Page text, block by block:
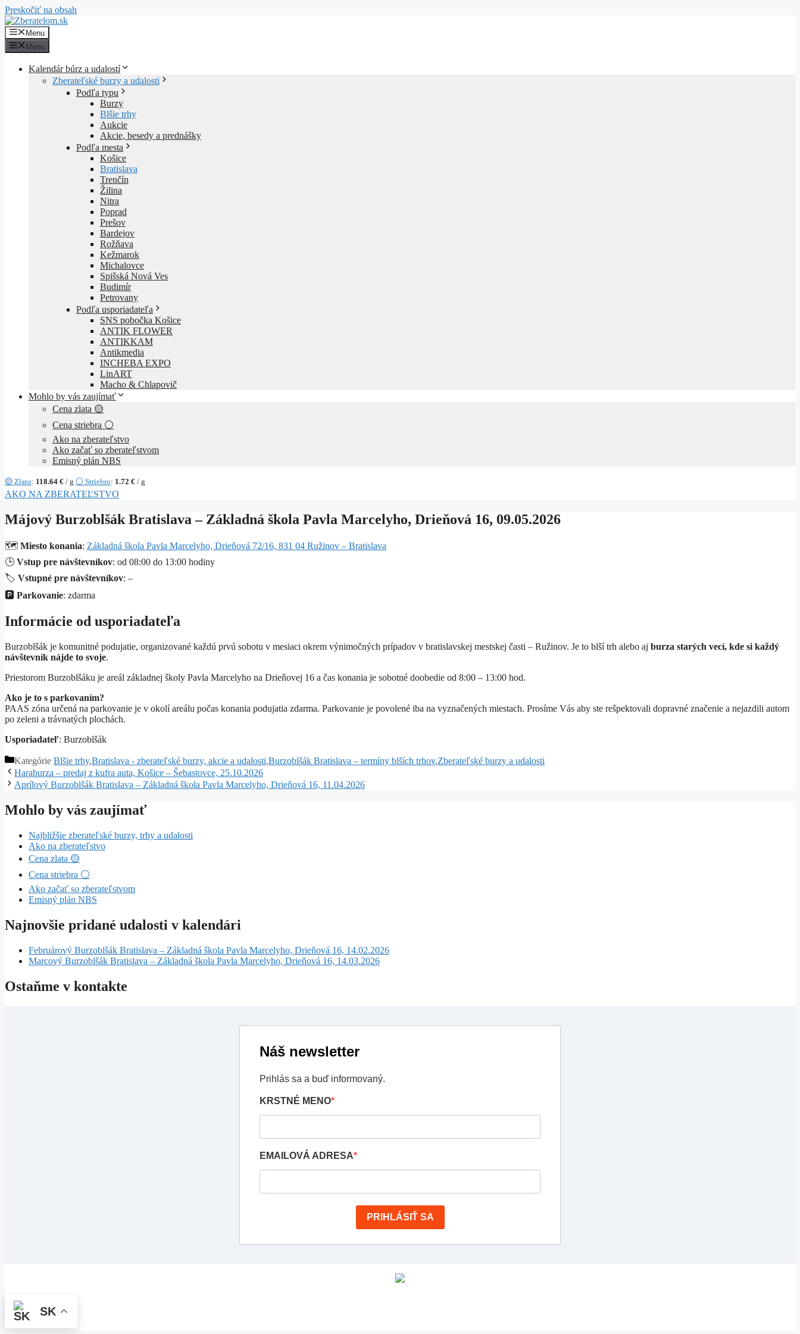
Preskočiť na obsah
Menu
Menu
Kalendár búrz a udalostí
Zberateľské burzy a udalosti
Podľa typu
Burzy
Blšie trhy
Aukcie
Akcie, besedy a prednášky
Podľa mesta
Košice
Bratislava
Trenčín
Žilina
Nitra
Poprad
Prešov
Bardejov
Rožňava
Kežmarok
Michalovce
Spišská Nová Ves
Budimír
Petrovany
Podľa usporiadateľa
SNS pobočka Košice
ANTIK FLOWER
ANTIKKAM
Antikmedia
INCHEBA EXPO
LinART
Macho & Chlapovič
Mohlo by vás zaujímať
Cena zlata 🟡
Cena striebra ⚪
Ako na zberateľstvo
Ako začať so zberateľstvom
Emisný plán NBS
🟡 Zlato: 118.64 € / g ⚪ Striebro: 1.72 € / g
AKO NA ZBERATEĽSTVO
Májový Burzoblšák Bratislava – Základná škola Pavla Marcelyho, Drieňová 16, 09.05.2026
🗺️ Miesto konania: Základná škola Pavla Marcelyho, Drieňová 72/16, 831 04 Ružinov – Bratislava
🕒 Vstup pre návštevníkov: od 08:00 do 13:00 hodiny
🏷️ Vstupné pre návštevníkov: –
🅿️ Parkovanie: zdarma
Informácie od usporiadateľa
Burzoblšák je komunitné podujatie, organizované každú prvú sobotu v mesiaci okrem výnimočných prípadov v bratislavskej mestskej časti – Ružinov. Je to blší trh alebo aj burza starých vecí, kde si každý
návštevník nájde to svoje.
Priestorom Burzoblšáku je areál základnej školy Pavla Marcelyho na Drieňovej 16 a čas konania je sobotné doobedie od 8:00 – 13:00 hod.
Ako je to s parkovaním?
PAAS zóna určená na parkovanie je v okolí areálu počas konania podujatia zdarma. Parkovanie je povolené iba na vyznačených miestach. Prosíme Vás aby ste rešpektovali dopravné značenie a nejazdili autom
po zeleni a trávnatých plochách.
Usporiadateľ: Burzoblšák
Kategórie Blšie trhy,Bratislava - zberateľské burzy, akcie a udalosti,Burzoblšák Bratislava – termíny blších trhov,Zberateľské burzy a udalosti
Haraburza – predaj z kufra auta, Košice – Šebastovce, 25.10.2026
Aprílový Burzoblšák Bratislava – Základná škola Pavla Marcelyho, Drieňová 16, 11.04.2026
Mohlo by vás zaujímať
Najbližšie zberateľské burzy, trhy a udalosti
Ako na zberateľstvo
Cena zlata 🟡
Cena striebra ⚪
Ako začať so zberateľstvom
Emisný plán NBS
Najnovšie pridané udalosti v kalendári
Februárový Burzoblšák Bratislava – Základná škola Pavla Marcelyho, Drieňová 16, 14.02.2026
Marcový Burzoblšák Bratislava – Základná škola Pavla Marcelyho, Drieňová 16, 14.03.2026
Ostaňme v kontakte
Náš newsletter
Prihlás sa a buď informovaný.
KRSTNÉ MENO
EMAILOVÁ ADRESA
PRIHLÁSIŤ SA
SK